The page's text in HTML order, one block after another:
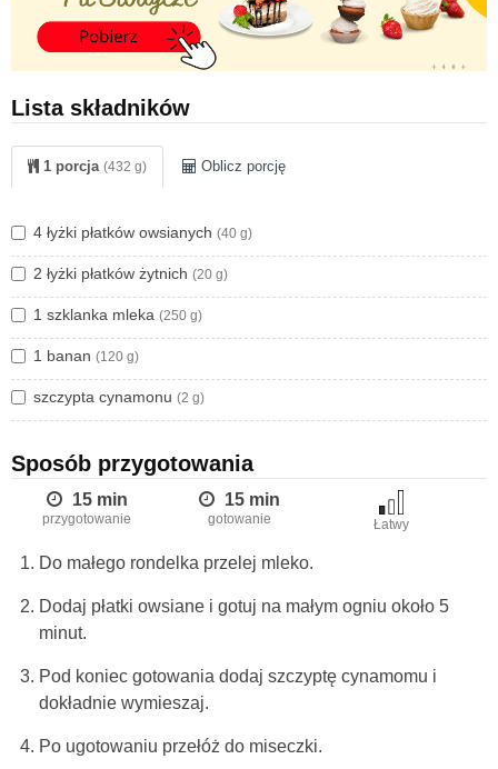
mineralne i kolejną porcję błonnika.
Jednym słowem to po prostu pożywne i smaczne danie,
początek dnia.
Szukasz innych pomysłów na dietetyczne śniadania?
ZajrzyjTUTAJ- do artykułu, w którym znajdziesz ciekawe
Lista składników
1 porcja (432 g) Oblicz porcję
4 łyżki płatków owsianych (40 g)
2 łyżki płatków żytnich (20 g)
1 szklanka mleka (250 g)
1 banan (120 g)
szczypta cynamonu (2 g)
Sposób przygotowania
15 min
przygotowanie
15 min
gotowanie Łatwy
Do małego rondelka przelej mleko.
Dodaj płatki owsiane i gotuj na małym ogniu około 5
minut.
Pod koniec gotowania dodaj szczyptę cynamomu i
dokładnie wymieszaj.
Po ugotowaniu przełóż do miseczki.